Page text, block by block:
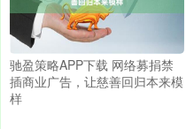
驰盈策略APP下载 网络募捐禁
插商业广告，让慈善回归本来模
样